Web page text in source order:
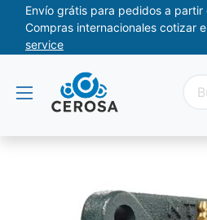
Envío grátis para pedidos a
Compras internacionales cotizar
service